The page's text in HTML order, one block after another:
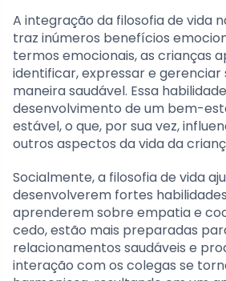
A integração da filosofia de vida
traz inúmeros benefícios
termos emocionais, as crianças
identificar, expressar e gerenciar
maneira saudável. Essa
desenvolvimento de um bem-
estável, o que, por sua vez,
outros aspectos da vida da
Socialmente, a filosofia de vida
desenvolverem fortes
aprenderem sobre empatia e
cedo, estão mais preparadas
relacionamentos saudáveis e
interação com os colegas se